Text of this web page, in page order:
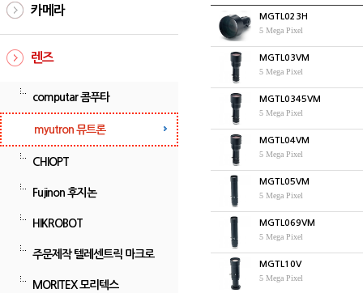
카메라
렌즈
computar 콤푸타
myutron 뮤트론
CHIOPT
Fujinon 후지논
HIKROBOT
주문제작 텔레센트릭 마크로
MORITEX 모리텍스
MGTL023H
5 Mega Pixel
MGTL03VM
5 Mega Pixel
MGTL0345VM
5 Mega Pixel
MGTL04VM
5 Mega Pixel
MGTL05VM
5 Mega Pixel
MGTL069VM
5 Mega Pixel
MGTL10V
5 Mega Pixel